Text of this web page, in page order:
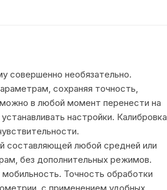
совершенно необязательно.
сохраняя точность,
в любой момент перенести на
настройки. Калибровка
составляющей любой средней или
без дополнительных режимов.
Точность обработки